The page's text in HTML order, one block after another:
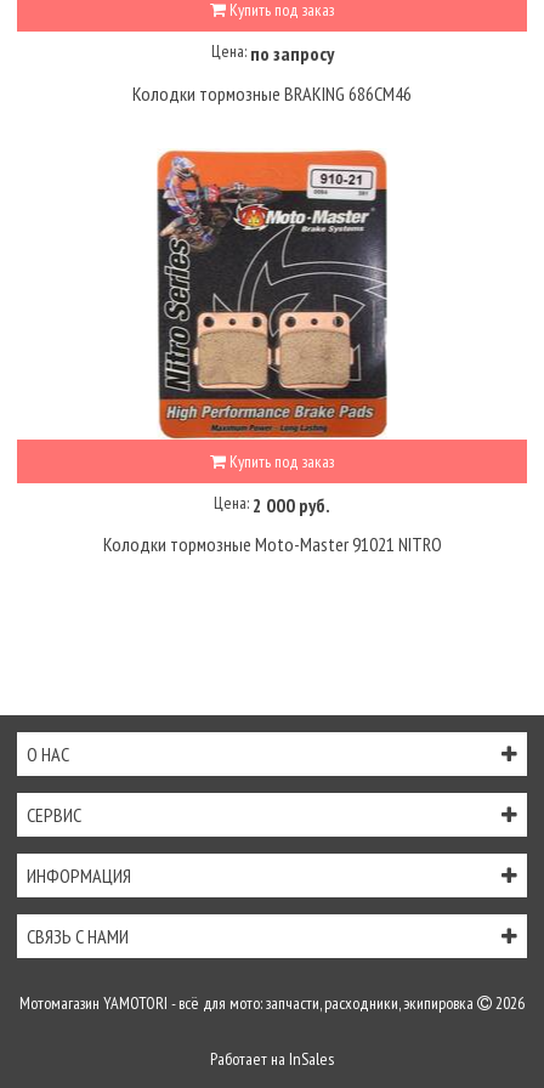
Купить под заказ
Цена: по запросу
Колодки тормозные BRAKING 686CM46
Купить под заказ
Цена: 2 000 руб.
Колодки тормозные Moto-Master 91021 NITRO
О НАС
СЕРВИС
ИНФОРМАЦИЯ
СВЯЗЬ С НАМИ
Мотомагазин YAMOTORI - всё для мото: запчасти, расходники, экипировка 2026
Работает на InSales